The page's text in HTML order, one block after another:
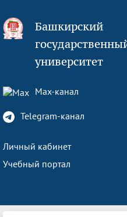
Башкирский
университет
Max-канал
Telegram-канал
Личный кабинет
Учебный портал